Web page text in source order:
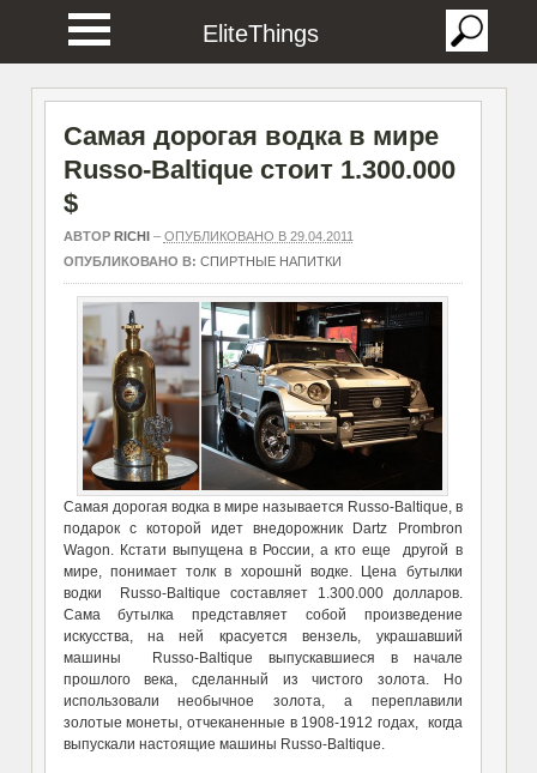
EliteThings
Самая дорогая водка в мире
Russo-Baltique стоит 1.300.000
$
АВТОР RICHI– ОПУБЛИКОВАНО В 29.04.2011
ОПУБЛИКОВАНО В: СПИРТНЫЕ НАПИТКИ
Самая дорогая водка в мире называется Russo-Baltique, в
подарок с которой идет внедорожник Dartz Prombron
Wagon. Кстати выпущена в России, а кто еще другой в
мире, понимает толк в хорошнй водке. Цена бутылки
водки Russo-Baltique составляет 1.300.000 долларов.
Сама бутылка представляет собой произведение
искусства, на ней красуется вензель, украшавший
машины Russo-Baltique выпускавшиеся в начале
прошлого века, сделанный из чистого золота. Но
использовали необычное золота, а переплавили
золотые монеты, отчеканенные в 1908-1912 годах, когда
выпускали настоящие машины Russo-Baltique.